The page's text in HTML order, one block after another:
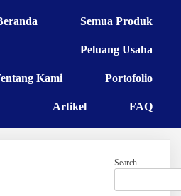
Semua Produk
Peluang Usaha
Kami Portofolio
Artikel FAQ
Search